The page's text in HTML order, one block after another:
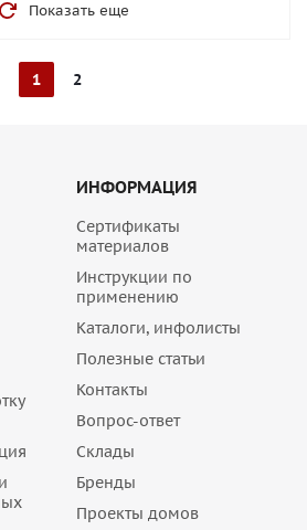
Показать еще
1 2
ИНФОРМАЦИЯ
Сертификаты
материалов
Инструкции по
применению
Каталоги, инфолисты
Полезные статьи
Контакты
Вопрос-ответ
Склады
Бренды
Проекты домов